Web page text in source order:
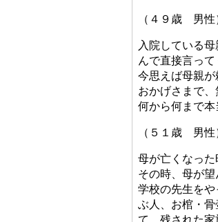
（４９歳 男性
入院している
んで直接言っ
今思えば母親が
おかげさまで、
何から何まで本
（５１歳 男性
母が亡くなった
その時、母が望
学校の先生を
ぶ人、お棺・
て、残された